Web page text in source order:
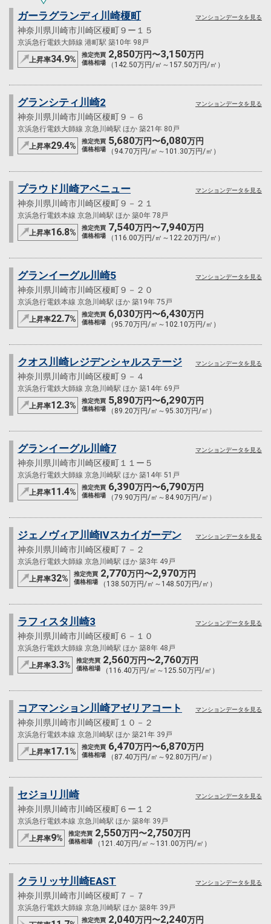
ガーラグランディ川崎榎町
神奈川県川崎市川崎区榎町９ー１５
京浜急行電鉄大師線 港町駅 築10年 98戸
上昇率34.9%
推定売買
価格相場
2,850万円〜3,150万円
（142.50万円/㎡～157.50万円/㎡）
マンションデータを見る
グランシティ川崎2
神奈川県川崎市川崎区榎町９－６
京浜急行電鉄大師線 京急川崎駅 ほか 築21年 80戸
上昇率29.4%
推定売買
価格相場
5,680万円〜6,080万円
（94.70万円/㎡～101.30万円/㎡）
マンションデータを見る
プラウド川崎アベニュー
神奈川県川崎市川崎区榎町９－２１
京浜急行電鉄本線 京急川崎駅 ほか 築0年 78戸
上昇率16.8%
推定売買
価格相場
7,540万円〜7,940万円
（116.00万円/㎡～122.20万円/㎡）
マンションデータを見る
グランイーグル川崎5
神奈川県川崎市川崎区榎町９－２０
京浜急行電鉄本線 京急川崎駅 ほか 築19年 75戸
上昇率22.7%
推定売買
価格相場
6,030万円〜6,430万円
（95.70万円/㎡～102.10万円/㎡）
マンションデータを見る
クオス川崎レジデンシャルステージ
神奈川県川崎市川崎区榎町９－４
京浜急行電鉄大師線 京急川崎駅 ほか 築14年 69戸
上昇率12.3%
推定売買
価格相場
5,890万円〜6,290万円
（89.20万円/㎡～95.30万円/㎡）
マンションデータを見る
グランイーグル川崎7
神奈川県川崎市川崎区榎町１１ー５
京浜急行電鉄大師線 京急川崎駅 ほか 築14年 51戸
上昇率11.4%
推定売買
価格相場
6,390万円〜6,790万円
（79.90万円/㎡～84.90万円/㎡）
マンションデータを見る
ジェノヴィア川崎Ⅳスカイガーデン
神奈川県川崎市川崎区榎町７－２
京浜急行電鉄大師線 京急川崎駅 ほか 築3年 49戸
上昇率32%
推定売買
価格相場
2,770万円〜2,970万円
（138.50万円/㎡～148.50万円/㎡）
マンションデータを見る
ラフィスタ川崎3
神奈川県川崎市川崎区榎町６－１０
京浜急行電鉄大師線 京急川崎駅 ほか 築8年 48戸
上昇率3.3%
推定売買
価格相場
2,560万円〜2,760万円
（116.40万円/㎡～125.50万円/㎡）
マンションデータを見る
コアマンション川崎アゼリアコート
神奈川県川崎市川崎区榎町１０－２
京浜急行電鉄本線 京急川崎駅 ほか 築21年 39戸
上昇率17.1%
推定売買
価格相場
6,470万円〜6,870万円
（87.40万円/㎡～92.80万円/㎡）
マンションデータを見る
セジョリ川崎
神奈川県川崎市川崎区榎町６ー１２
京浜急行電鉄本線 京急川崎駅 ほか 築8年 39戸
上昇率9%
推定売買
価格相場
2,550万円〜2,750万円
（121.40万円/㎡～131.00万円/㎡）
マンションデータを見る
クラリッサ川崎EAST
神奈川県川崎市川崎区榎町７－７
京浜急行電鉄大師線 京急川崎駅 ほか 築8年 39戸
推定売買 2,040万円〜2,240万円
マンションデータを見る